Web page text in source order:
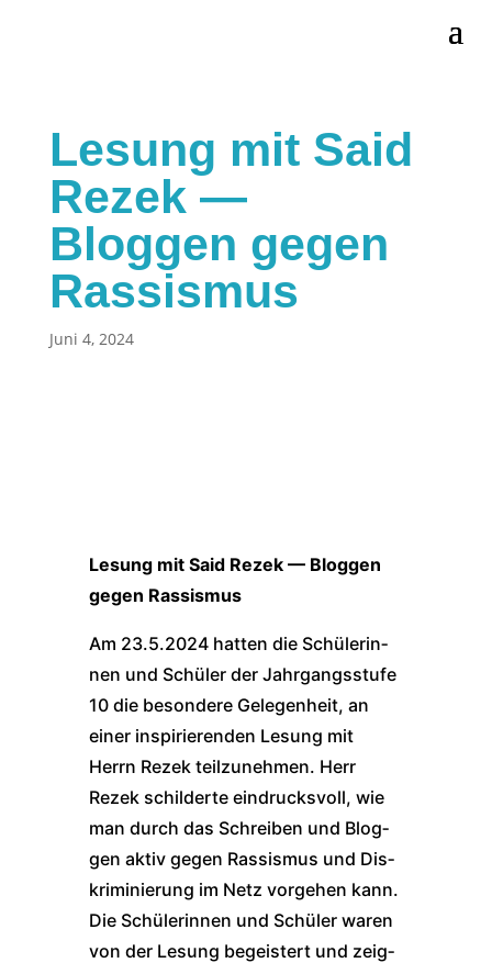
Lesung mit Said
Rezek —
Bloggen gegen
Rassismus
Juni 4, 2024
Lesung mit Said Rezek — Blog­gen
gegen Ras­sis­mus
Am 23.5.2024 hat­ten die Schü­le­rin­
nen und Schü­ler der Jahr­gangs­stu­fe
10 die beson­de­re Gele­gen­heit, an
einer inspi­rie­ren­den Lesung mit
Herrn Rezek teil­zu­neh­men. Herr
Rezek schil­der­te ein­drucks­voll, wie
man durch das Schrei­ben und Blog­
gen aktiv gegen Ras­sis­mus und Dis­
kri­mi­nie­rung im Netz vor­ge­hen kann.
Die Schü­le­rin­nen und Schü­ler waren
von der Lesung begeis­tert und zeig­